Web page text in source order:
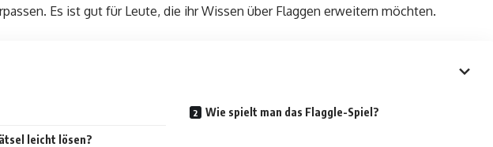
Es ist gut für Leute, die ihr Wissen über Flaggen erweitern möchten.
Wie spielt man das Flaggle-Spiel?
leicht lösen?